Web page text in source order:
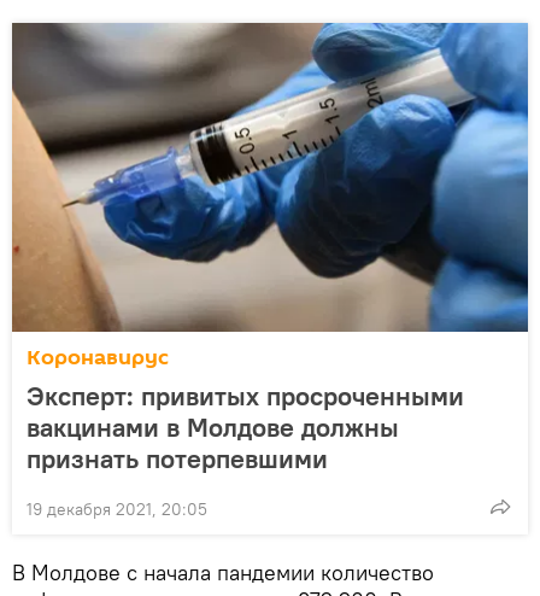
Коронавирус
Эксперт: привитых просроченными
вакцинами в Молдове должны
признать потерпевшими
19 декабря 2021, 20:05
В Молдове с начала пандемии количество